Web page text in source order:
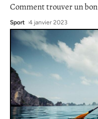
Comment trouver un
Sport 4 janvier 2023